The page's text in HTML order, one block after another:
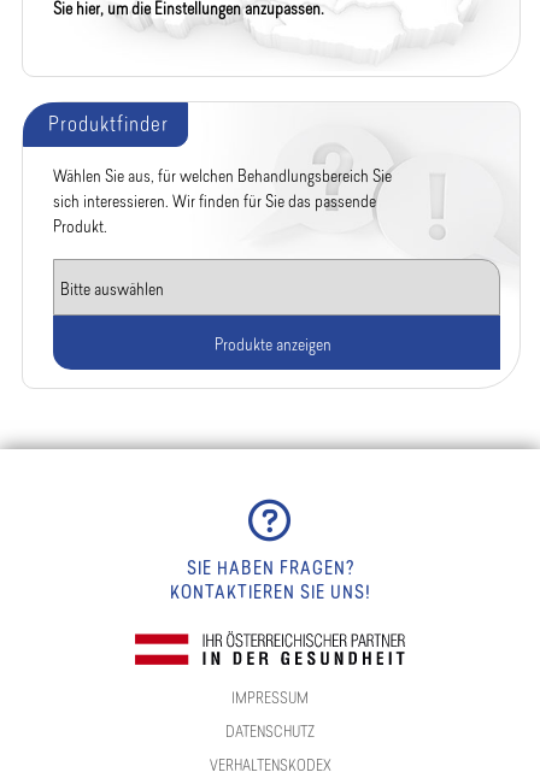
Sie hier, um die Einstellungen anzupassen.
Produktfinder
Wählen Sie aus, für welchen Behandlungsbereich Sie
sich interessieren. Wir finden für Sie das passende
Produkt.
Produkte anzeigen
SIE HABEN FRAGEN?
KONTAKTIEREN SIE UNS!
IMPRESSUM
DATENSCHUTZ
VERHALTENSKODEX